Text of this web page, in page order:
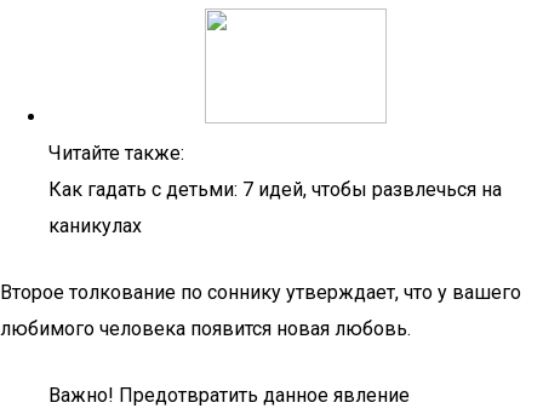
Читайте также:
Как гадать с детьми: 7 идей, чтобы развлечься на
каникулах
Второе толкование по соннику утверждает, что у вашего
любимого человека появится новая любовь.
Важно! Предотвратить данное явление